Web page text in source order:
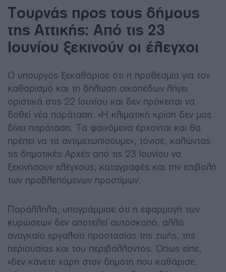
Τουρνάς προς τους δήμους
της Αττικής: Από τις 23
Ιουνίου ξεκινούν οι έλεγχοι
Ο υπουργός ξεκαθάρισε ότι η προθεσμία για τον
καθαρισμό και τη δήλωση οικοπέδων λήγει
οριστικά στις 22 Ιουνίου και δεν πρόκειται να
δοθεί νέα παράταση. «Η κλιματική κρίση δεν μας
δίνει παράταση. Τα φαινόμενα έρχονται και θα
πρέπει να τα αντιμετωπίσουμε», τόνισε, καλώντας
τις δημοτικές Αρχές από τις 23 Ιουνίου να
ξεκινήσουν ελέγχους, καταγραφές και την επιβολή
των προβλεπόμενων προστίμων.
Παράλληλα, υπογράμμισε ότι η εφαρμογή των
κυρώσεων δεν αποτελεί αυτοσκοπό, αλλά
αναγκαίο εργαλείο προστασίας της ζωής, της
περιουσίας και του περιβάλλοντος. Όπως είπε,
«δεν κάνετε χάρη στον δημότη που καθάρισε,